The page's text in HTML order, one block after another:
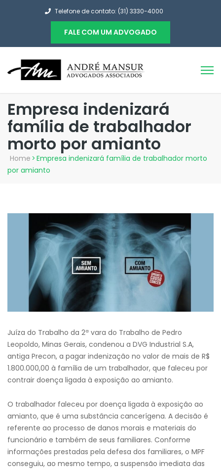
Telefone de contato: (31) 3330-4000
FALE COM UM ADVOGADO
Empresa indenizará
família de trabalhador
morto por amianto
Home > Empresa indenizará família de trabalhador morto
por amianto
Juíza do Trabalho da 2ª vara do Trabalho de Pedro
Leopoldo, Minas Gerais, condenou a DVG Industrial S.A,
antiga Precon, a pagar indenização no valor de mais de R$
1.800.000,00 à família de um trabalhador, que faleceu por
contrair doença ligada à exposição ao amianto.
O trabalhador faleceu por doença ligada à exposição ao
amianto, que é uma substância cancerígena. A decisão é
referente ao processo de danos morais e materiais do
funcionário e também de seus familiares. Conforme
informações prestadas pela defesa dos familiares, o MPF
conseguiu, ao mesmo tempo, a suspensão imediata das